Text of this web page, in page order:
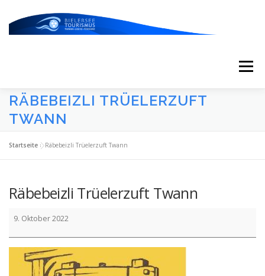
Menü
ESSEN/TRINKEN/SCHLAFEN UNTERWEGS
RÄBEBEIZLI TRÜELERZUFT
TWANN
Startseite »Räbebeizli Trüelerzuft Twann
Räbebeizli Trüelerzuft Twann
Räbebeizli
Twann
9. Oktober 2022